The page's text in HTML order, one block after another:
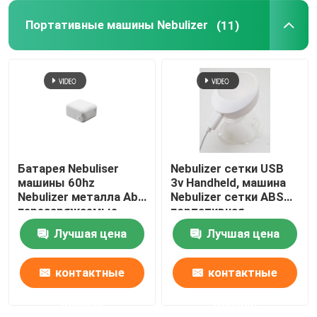
Портативный регулятор кислорода
Светлая складная кресло-коляска
Анти- отражательные солнечные очки
На открытом воздухе спортивное оборудование
Прибор реабилитации
Кровать больницы нянча
Портативные машины Nebulizer (11)
Батарея Nebuliser
машины 60hz
Nebulizer металла Abs
перезаряжаемые
портативная
работалаЛучшая цена
контактные
Nebulizer сетки USB
3v Handheld, машина
Nebulizer сетки ABS
портативная
Лучшая цена
контактные